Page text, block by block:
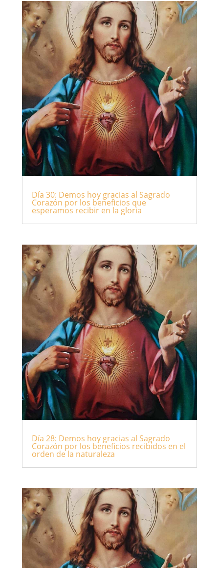
Día 30: Demos hoy gracias al Sagrado
Corazón por los beneficios que
esperamos recibir en la gloria
Día 28: Demos hoy gracias al Sagrado
Corazón por los beneficios recibidos en el
orden de la naturaleza